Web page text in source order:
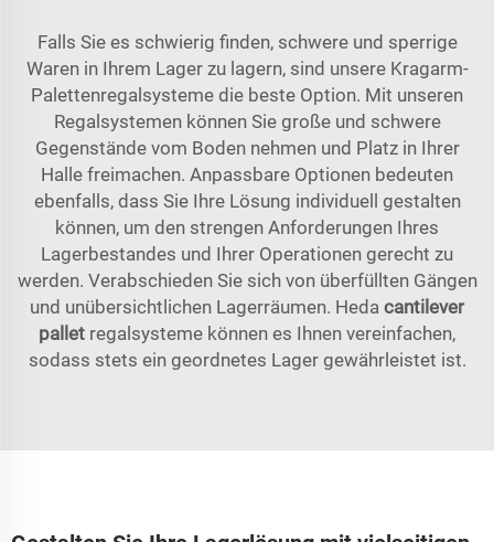
Falls Sie es schwierig finden, schwere und sperrige
Waren in Ihrem Lager zu lagern, sind unsere Kragarm-
Palettenregalsysteme die beste Option. Mit unseren
Regalsystemen können Sie große und schwere
Gegenstände vom Boden nehmen und Platz in Ihrer
Halle freimachen. Anpassbare Optionen bedeuten
ebenfalls, dass Sie Ihre Lösung individuell gestalten
können, um den strengen Anforderungen Ihres
Lagerbestandes und Ihrer Operationen gerecht zu
werden. Verabschieden Sie sich von überfüllten Gängen
und unübersichtlichen Lagerräumen. Heda cantilever
pallet regalsysteme können es Ihnen vereinfachen,
sodass stets ein geordnetes Lager gewährleistet ist.